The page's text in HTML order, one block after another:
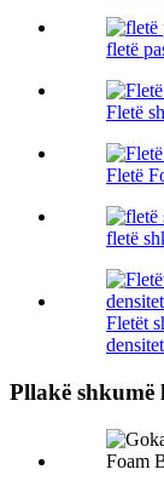
fletë
Fletë
Fletë
fletë
Fletët
Pllakë shkumë